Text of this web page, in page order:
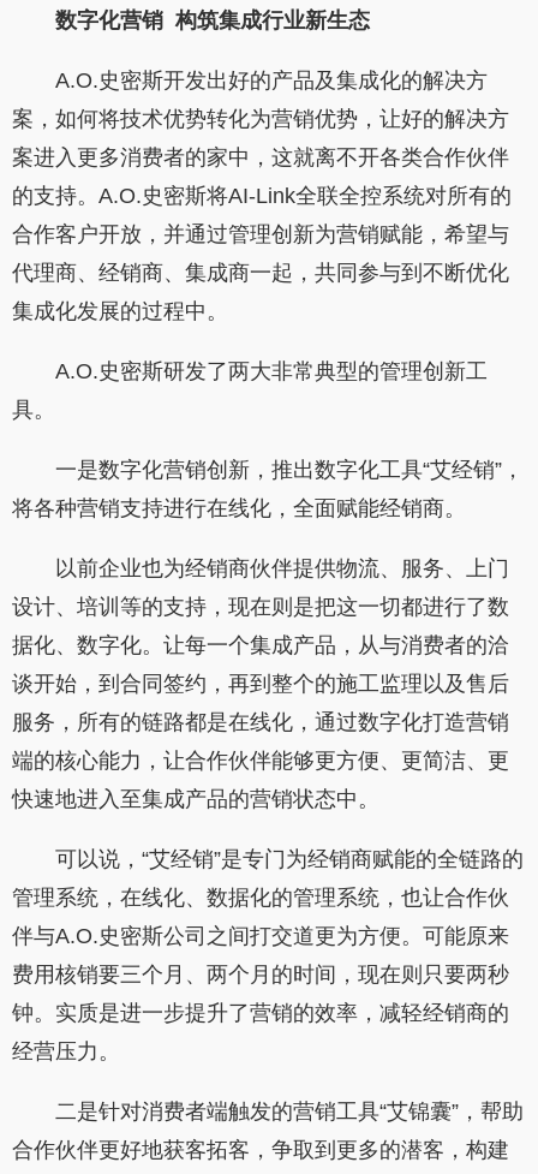
数字化营销构筑集成行业新生态
A.O.史密斯开发出好的产品及集成化的解决方
案，如何将技术优势转化为营销优势，让好的解决方
案进入更多消费者的家中，这就离不开各类合作伙伴
的支持。A.O.史密斯将AI-Link全联全控系统对所有的
合作客户开放，并通过管理创新为营销赋能，希望与
代理商、经销商、集成商一起，共同参与到不断优化
集成化发展的过程中。
A.O.史密斯研发了两大非常典型的管理创新工
具。
一是数字化营销创新，推出数字化工具“艾经销”，
将各种营销支持进行在线化，全面赋能经销商。
以前企业也为经销商伙伴提供物流、服务、上门
设计、培训等的支持，现在则是把这一切都进行了数
据化、数字化。让每一个集成产品，从与消费者的洽
谈开始，到合同签约，再到整个的施工监理以及售后
服务，所有的链路都是在线化，通过数字化打造营销
端的核心能力，让合作伙伴能够更方便、更简洁、更
快速地进入至集成产品的营销状态中。
可以说，“艾经销”是专门为经销商赋能的全链路的
管理系统，在线化、数据化的管理系统，也让合作伙
伴与A.O.史密斯公司之间打交道更为方便。可能原来
费用核销要三个月、两个月的时间，现在则只要两秒
钟。实质是进一步提升了营销的效率，减轻经销商的
经营压力。
二是针对消费者端触发的营销工具“艾锦囊”，帮助
合作伙伴更好地获客拓客，争取到更多的潜客，构建